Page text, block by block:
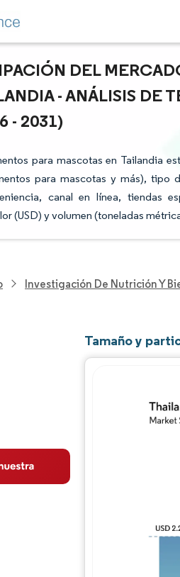
DEL
- ANÁLISIS DE
- 2031)
para mascotas en Tailandia
para mascotas y más),
canal en línea, tiendas
(USD) y volumen (toneladas
Investigación De Nutrición Y
Tamaño y